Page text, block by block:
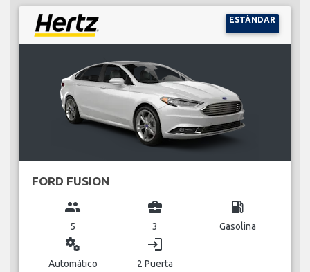
ESTÁNDAR
FORD FUSION
group
5
business_center
3
local_gas_station
Gasolina
miscellaneous_services
Automático
login
2 Puerta